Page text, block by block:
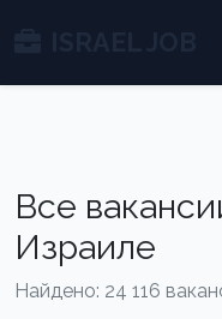
Все
Израиле
Найдено: 24 116